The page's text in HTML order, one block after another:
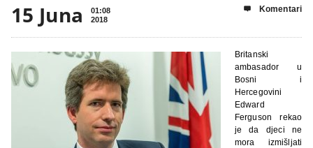
15 Juna
01:08
2018
 Komentari
Britanski
ambasador u
Bosni i
Hercegovini
Edward
Ferguson rekao
je da djeci ne
mora izmišljati